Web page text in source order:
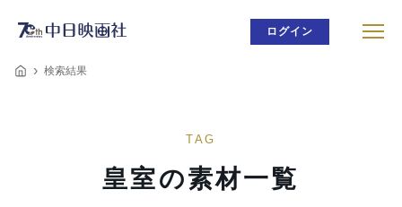
ログイン
検索結果
TAG
皇室の素材一覧